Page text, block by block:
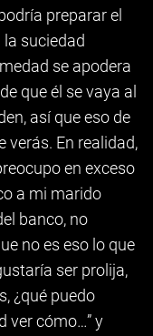
preparar el
suciedad
se apodera
que él se vaya al
así que eso de
verás. En realidad,
en exceso
a mi marido
banco, no
no es eso lo que
ser prolija,
¿qué puedo
ver cómo…” y